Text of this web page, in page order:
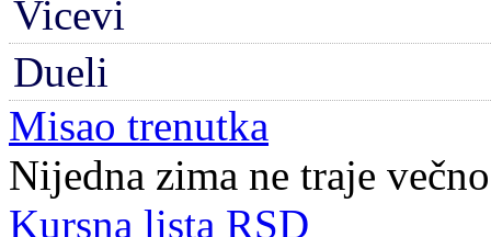
Vicevi
Dueli
Misao trenutka
Nijedna zima ne traje
Kursna lista RSD